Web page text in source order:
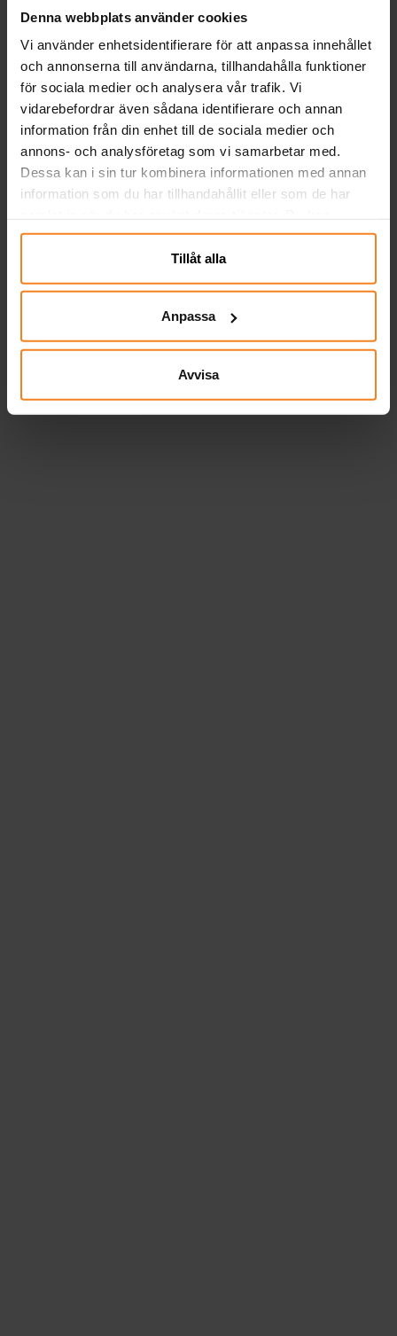
Denna webbplats använder cookies
Vi använder enhetsidentifierare för att anpassa innehållet
och annonserna till användarna, tillhandahålla funktioner
för sociala medier och analysera vår trafik. Vi
vidarebefordrar även sådana identifierare och annan
information från din enhet till de sociala medier och
annons- och analysföretag som vi samarbetar med.
Dessa kan i sin tur kombinera informationen med annan
information som du har tillhandahållit eller som de har
närsomhelst ändra ditt samtycke.
Tillåt alla
Anpassa
Avvisa